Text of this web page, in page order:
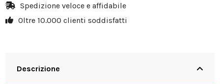
Spedizione veloce e affidabile
Oltre 10.000 clienti soddisfatti
Descrizione